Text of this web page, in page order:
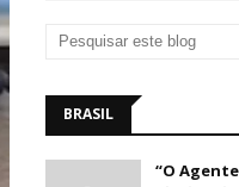
BRASIL
“O